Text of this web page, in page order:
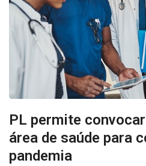
PL permite
área de saúde para
pandemia